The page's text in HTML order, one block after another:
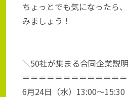
ちょっとでも気になったら
みましょう！
＼50社が集まる合同企業説
＝＝＝＝＝＝＝＝＝＝＝＝
6月24日（水）13:00～15:30